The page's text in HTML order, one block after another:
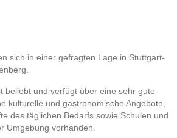
sich in einer gefragten Lage in Stuttgart-
beliebt und verfügt über eine sehr gute
kulturelle und gastronomische Angebote,
des täglichen Bedarfs sowie Schulen und
Umgebung vorhanden.